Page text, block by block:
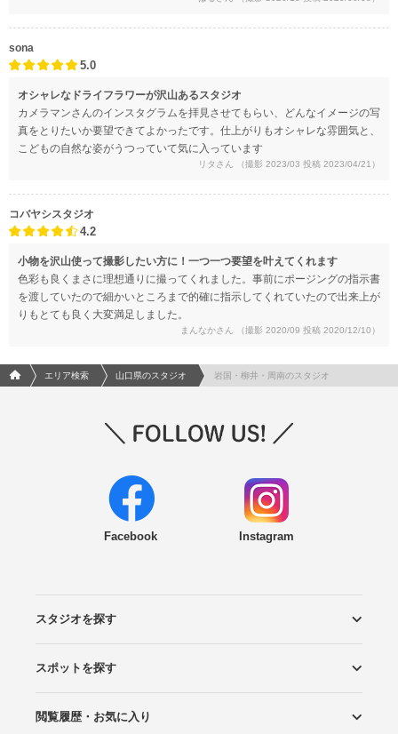
sona
5.0
オシャレなドライフラワーが沢山あるスタジオ
カメラマンさんのインスタグラムを拝見させてもらい、どんなイメージの写
真をとりたいか要望できてよかったです。仕上がりもオシャレな雰囲気と、
こどもの自然な姿がうつっていて気に入っています
リタさん （撮影 2023/03 投稿 2023/04/21）
コバヤシスタジオ
4.2
小物を沢山使って撮影したい方に！一つ一つ要望を叶えてくれます
色彩も良くまさに理想通りに撮ってくれました。事前にポージングの指示書
を渡していたので細かいところまで的確に指示してくれていたので出来上が
りもとても良く大変満足しました。
まんなかさん （撮影 2020/09 投稿 2020/12/10）
フォトウエディング/結婚写真のPhotorait ホーム
エリア検索 山口県のスタジオ 岩国・柳井・周南のスタジオ
Facebook Instagram
スタジオを探す
エリアから探す
こだわりから探す
NEW PHOTO STYLE
プランから探す
フォトタイプ診断
フォトグラファーから探す
国内リゾートから探す
スポットを探す
ロケーションから探す
スタジオから探す
閲覧履歴・お気に入り